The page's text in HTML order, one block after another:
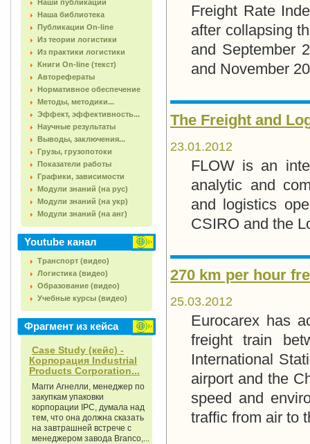
Наши публикации
Наша библиотека
Публикации On-line
Из теории логистики
Из практики логистики
Книги On-line (текст)
Авторефераты
Нормативное обеспечение
Методы, методики...
Эффект, эффективность...
Научные результаты
Выводы, заключения...
Грузы, грузопотоки
Показатели работы
Графики, зависимости
Модули знаний (на рус)
Модули знаний (на укр)
Модули знаний (на анг)
Youtube канал
Транспорт (видео)
Логистика (видео)
Образование (видео)
Учебные курсы (видео)
Фрагмент из кейса
Case Study (кейс) -
Корпорация Industrial
Products Corporation...
Магги Агнелли, менеджер по
закупкам упаковки
корпорации IPC, думала над
тем, что она должна сказать
на завтрашней встрече с
менеджером завода Вrаncо,...
Freight Rate
after collapsing
and September
and November
The Freight and
23.01.2012
FLOW is an
analytic and
and logistics
CSIRO and the
270 km per hour
25.03.2012
Eurocarex has
freight train
International
airport and the
speed and
traffic from air to